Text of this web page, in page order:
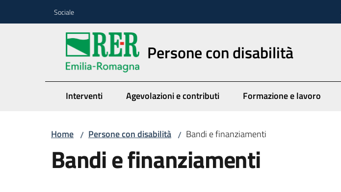
Sociale
Persone con disabilità
Interventi Agevolazioni e contributi Formazione e lavoro
Home / Persone con disabilità / Bandi e finanziamenti
Bandi e finanziamenti